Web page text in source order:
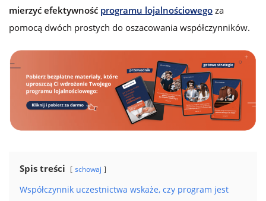
mierzyć efektywność programu lojalnościowego za
pomocą dwóch prostych do oszacowania współczynników.
Spis treści schowaj
Współczynnik uczestnictwa wskaże, czy program jest